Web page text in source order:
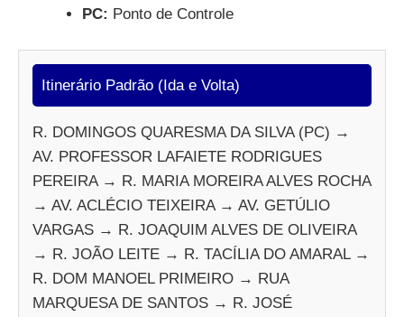
PC: Ponto de Controle
Itinerário Padrão (Ida e Volta)
R. DOMINGOS QUARESMA DA SILVA (PC) →
AV. PROFESSOR LAFAIETE RODRIGUES
PEREIRA → R. MARIA MOREIRA ALVES ROCHA
→ AV. ACLÉCIO TEIXEIRA → AV. GETÚLIO
VARGAS → R. JOAQUIM ALVES DE OLIVEIRA
→ R. JOÃO LEITE → R. TACÍLIA DO AMARAL →
R. DOM MANOEL PRIMEIRO → RUA
MARQUESA DE SANTOS → R. JOSÉ